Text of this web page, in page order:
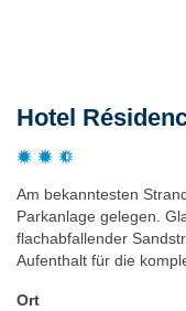
Hotel
Am bekanntesten
Parkanlage gelegen.
flachabfallender
Aufenthalt für die
Ort